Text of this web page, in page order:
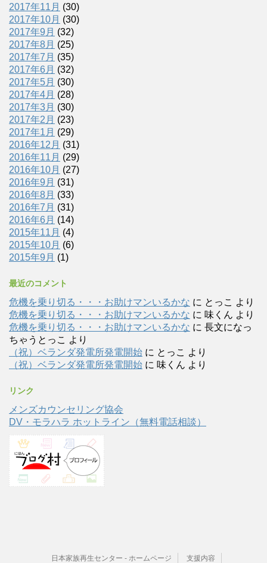
2017年11月 (30)
2017年10月 (30)
2017年9月 (32)
2017年8月 (25)
2017年7月 (35)
2017年6月 (32)
2017年5月 (30)
2017年4月 (28)
2017年3月 (30)
2017年2月 (23)
2017年1月 (29)
2016年12月 (31)
2016年11月 (29)
2016年10月 (27)
2016年9月 (31)
2016年8月 (33)
2016年7月 (31)
2016年6月 (14)
2015年11月 (4)
2015年10月 (6)
2015年9月 (1)
最近のコメント
危機を乗り切る・・・お助けマンいるかな に とっこ より
危機を乗り切る・・・お助けマンいるかな に 味くん より
危機を乗り切る・・・お助けマンいるかな に 長文になっ
ちゃうとっこ より
（祝）ベランダ発電所発電開始 に とっこ より
（祝）ベランダ発電所発電開始 に 味くん より
リンク
メンズカウンセリング協会
DV・モラハラ ホットライン（無料電話相談）
日本家族再生センター - ホームページ 支援内容